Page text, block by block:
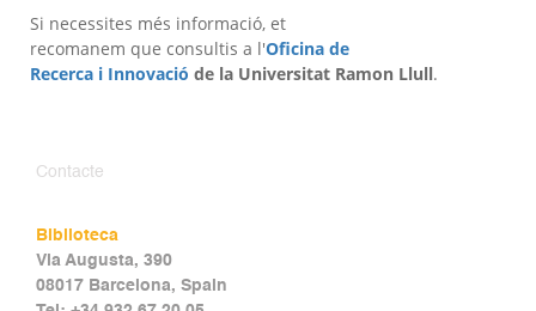
Si necessites més informació, et
recomanem que consultis a l'Oficina de
Recerca i Innovació de la Universitat Ramon Llull.
Contacte
Biblioteca
Via Augusta, 390
08017 Barcelona, Spain